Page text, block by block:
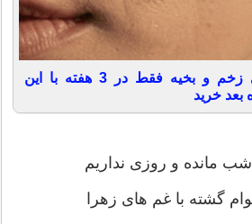
کاهش چشمگیر جای زخم و بخیه فقط در 3 هفته با این
خرید
مانده و روزی نداریم
گشته با غم های زهرا